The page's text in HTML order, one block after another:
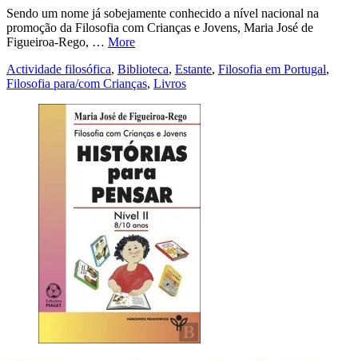
Sendo um nome já sobejamente conhecido a nível nacional na
promoção da Filosofia com Crianças e Jovens, Maria José de
Figueiroa-Rego, … More
Actividade filosófica, Biblioteca, Estante, Filosofia em Portugal,
Filosofia para/com Crianças, Livros